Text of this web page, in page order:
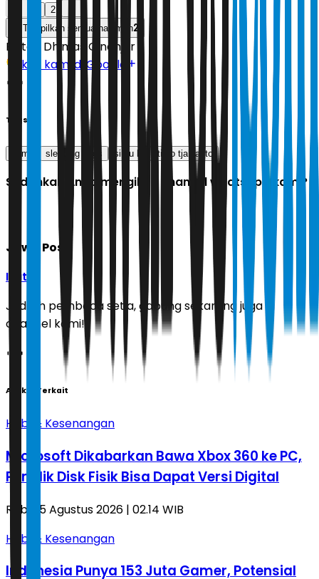
2
Tampilkan semua halaman2
Editor: Dhimas Ginanjar
Ikuti kami di Google
Tags
game sleeping dogs simu liu timo tjahjanto
Sudahkah Anda mengikuti channel whatsapp kami?
Jawa Pos
Ikuti
Jadilah pembaca setia, gabung sekarang juga di
channel kami!
Artikel Terkait
Hobi & Kesenangan
Microsoft Dikabarkan Bawa Xbox 360 ke PC,
Pemilik Disk Fisik Bisa Dapat Versi Digital
Rabu, 5 Agustus 2026 | 02.14 WIB
Hobi & Kesenangan
Indonesia Punya 153 Juta Gamer, Potensial